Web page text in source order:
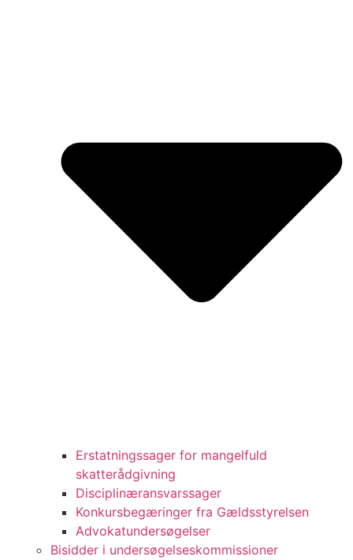
Erstatningssager for mangelfuld
skatterådgivning
Disciplinæransvarssager
Konkursbegæringer fra Gældsstyrelsen
Advokatundersøgelser
Bisidder i undersøgelseskommissioner